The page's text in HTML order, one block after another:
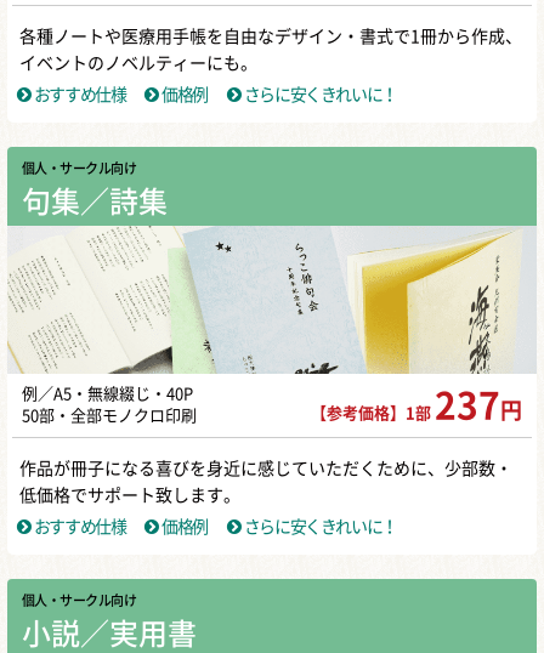
各種ノートや医療用手帳を自由なデザイン・書式で1冊から作成、
イベントのノベルティーにも。
おすすめ仕様
価格例 さらに安くきれいに！
個人・サークル向け
句集／詩集
例／A5・無線綴じ・40P
50部・全部モノクロ印刷
【参考価格】1部 237 円
作品が冊子になる喜びを身近に感じていただくために、少部数・
低価格でサポート致します。
おすすめ仕様
価格例 さらに安くきれいに！
個人・サークル向け
小説／実用書